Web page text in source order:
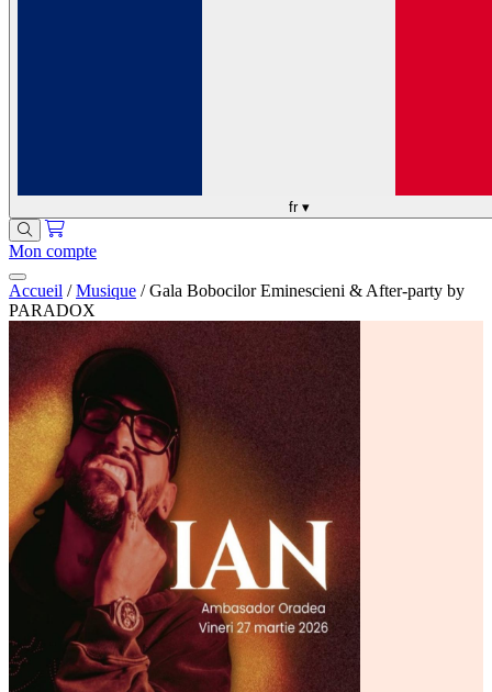
fr ▾
Mon compte
Accueil / Musique / Gala Bobocilor Eminescieni & After-party by
PARADOX